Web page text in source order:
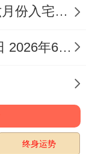
狗
六月份入宅黄道吉日2026年 六月份入宅黄道吉日查询
2026年7月适合动土的黄道吉日 2026年6月动土的黄道吉日
终身运势